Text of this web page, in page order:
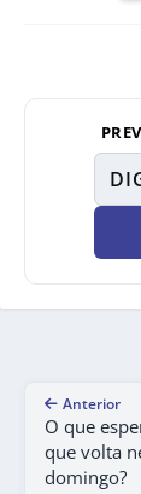
Anterior
O que
que volta
domingo?